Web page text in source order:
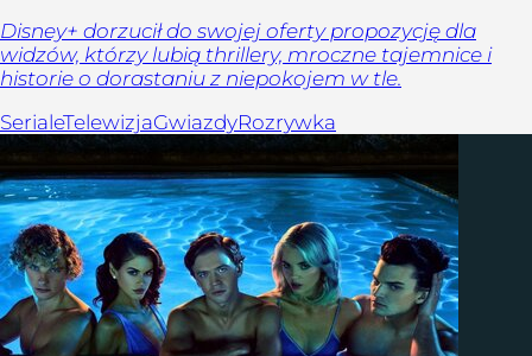
Disney+ dorzucił do swojej oferty propozycję dla
widzów, którzy lubią thrillery, mroczne tajemnice i
historie o dorastaniu z niepokojem w tle.
SerialeTelewizjaGwiazdyRozrywka